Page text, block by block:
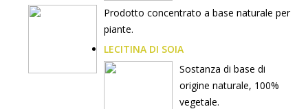
Prodotto concentrato a base naturale per
piante.
LECITINA DI SOIA
Sostanza di base di
origine naturale, 100%
vegetale.